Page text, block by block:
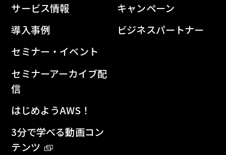
サービス情報
導入事例
セミナー・イベント
セミナーアーカイブ配
信
はじめようAWS！
3分で学べる動画コン
テンツ
キャンペーン
ビジネスパートナー